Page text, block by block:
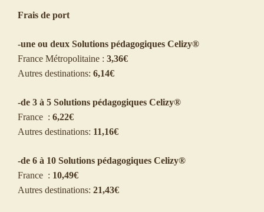
1/2
Frais de port
-une ou deux Solutions pédagogiques Celizy®
France Métropolitaine : 3,36€
Autres destinations: 6,14€
-de 3 à 5 Solutions pédagogiques Celizy®
France : 6,22€
Autres destinations: 11,16€
-de 6 à 10 Solutions pédagogiques Celizy®
France : 10,49€
Autres destinations: 21,43€